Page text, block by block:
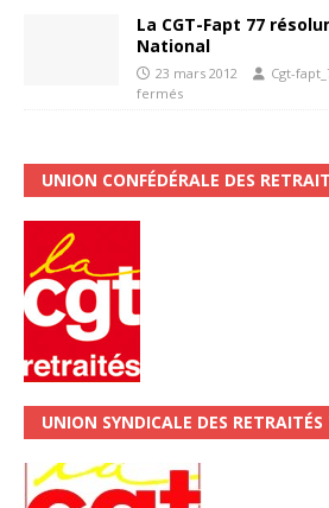
La CGT-Fapt 77
National
23 mars 2012 Cgt-
fermés
UNION CONFÉDÉRALE DES
UNION SYNDICALE DES RETRAITÉS